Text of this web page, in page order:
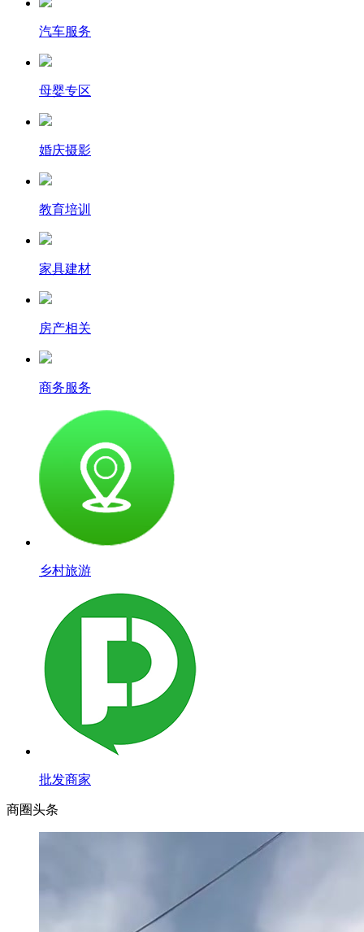
汽车服务
母婴专区
婚庆摄影
教育培训
家具建材
房产相关
商务服务
乡村旅游
批发商家
商圈头条